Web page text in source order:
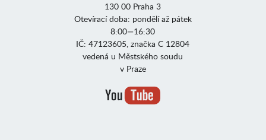
130 00 Praha 3
Otevírací doba: pondělí až pátek
8:00—16:30
IČ: 47123605, značka C 12804
vedená u Městského soudu
v Praze